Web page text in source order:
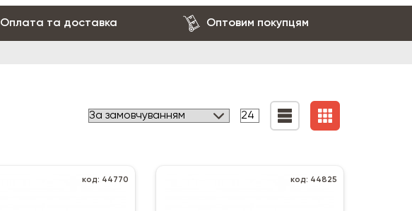
Оплата та доставка Оптовим покупцям
код: 44770 код: 44825